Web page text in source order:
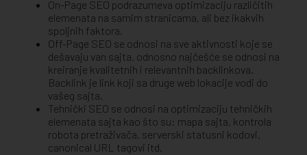
On-Page SEO podrazumeva optimizaciju različitih
elemenata na samim stranicama, ali bez ikakvih
spoljnih faktora.
Off-Page SEO se odnosi na sve aktivnosti koje se
dešavaju van sajta, odnosno najčešće se odnosi na
kreiranje kvalitetnih i relevantnih backlinkova.
Backlink je link koji sa druge web lokacije vodi do
vašeg sajta.
Tehnički SEO se odnosi na optimizaciju tehničkih
elemenata sajta kao što su: mapa sajta, kontrola
robota pretraživača, serverski statusni kodovi,
canonical URL tagovi itd.